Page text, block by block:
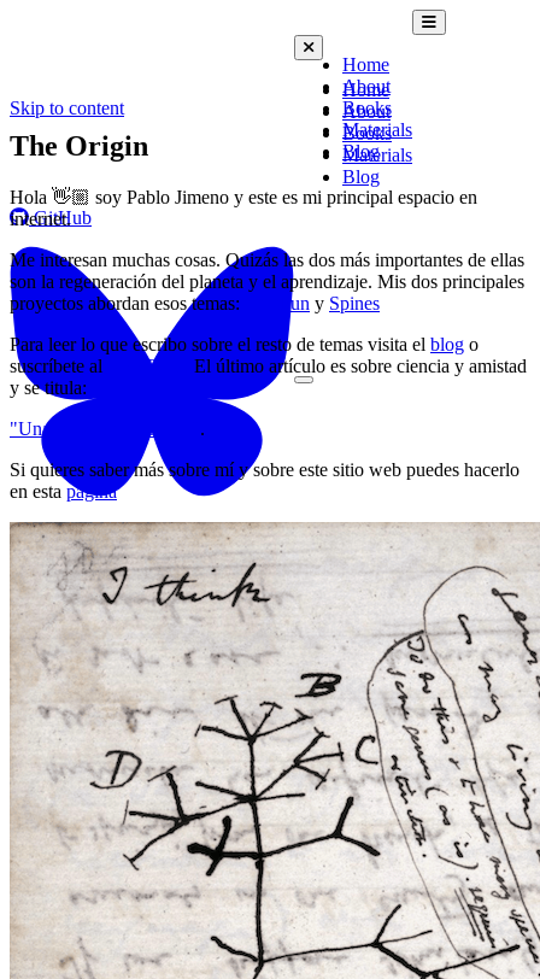
Skip to content
Home
About
Books
Materials
Blog
Open mobile
Close mobile menu
Home
About
Books
Materials
Blog
GitHub
Bluesky
Toggle dark mode
The Origin
Hola 👋🏼 soy Pablo Jimeno y este es mi principal espacio en
internet.
Me interesan muchas cosas. Quizás las dos más importantes de ellas
son la regeneración del planeta y el aprendizaje. Mis dos principales
proyectos abordan esos temas:
Munkun y Spines
Para leer lo que escribo sobre el resto de temas visita el blog o
suscríbete al
RSS Feed. El último artículo es sobre ciencia y amistad
y se titula:
"Una cuestión de escala" .
Si quieres saber más sobre mí y sobre este sitio web puedes hacerlo
en esta página